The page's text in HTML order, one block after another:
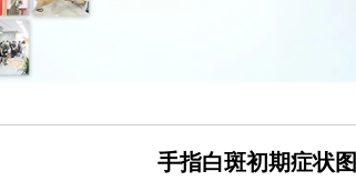
手指白斑初期症状